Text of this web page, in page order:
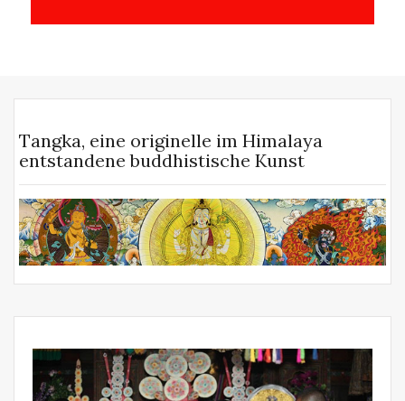
Tangka, eine originelle im Himalaya
entstandene buddhistische Kunst